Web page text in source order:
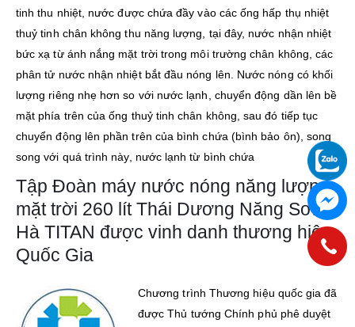
tinh thu nhiệt, nước được chứa đầy vào các ống hấp thụ nhiệt
thuỷ tinh chân không thu năng lượng, tại đây, nước nhận nhiệt
bức xạ từ ánh nắng mặt trời trong môi trường chân không, các
phân tử nước nhận nhiệt bắt đầu nóng lên. Nước nóng có khối
lượng riêng nhẹ hơn so với nước lạnh, chuyển động dần lên bề
mặt phía trên của ống thuỷ tinh chân không, sau đó tiếp tục
chuyển động lên phần trên của bình chứa (bình bảo ôn), song
song với quá trình này, nước lạnh từ bình chứa
Tập Đoàn máy nước nóng năng lượng
mặt trời 260 lít Thái Dương Năng Sơn
Hà TITAN được vinh danh thương hiệu
Quốc Gia
Chương trình Thương hiệu quốc gia đã
được Thủ tướng Chính phủ phê duyệt